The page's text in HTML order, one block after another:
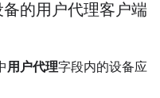
的用户代理客户端
用户代理字段内的设备应